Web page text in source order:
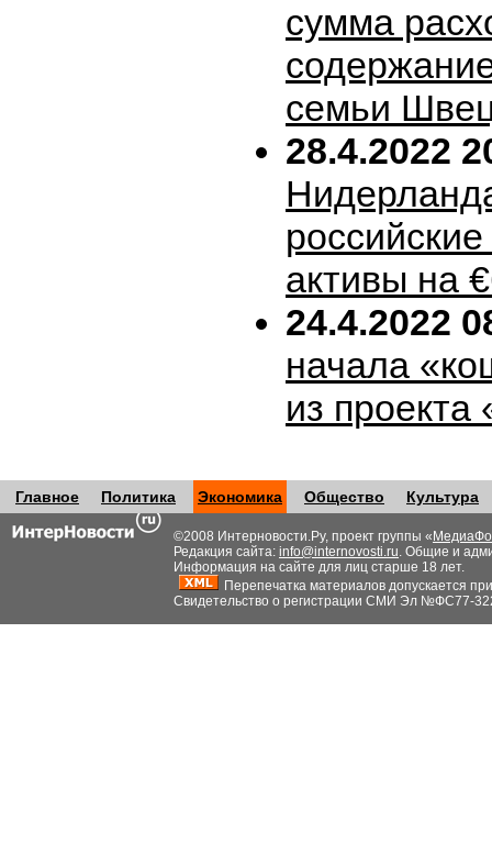
сумма
семьи
28.4.2022
активы на
24.4.2022
начала
из
Главное Политика Экономика Общество Культура
©2008 Интерновости.Ру, проект группы «
Редакция сайта: info@internovosti.ru. Общие и
Информация на сайте для лиц старше 18 лет.
Перепечатка материалов допускается
Свидетельство о регистрации СМИ Эл №ФС77-